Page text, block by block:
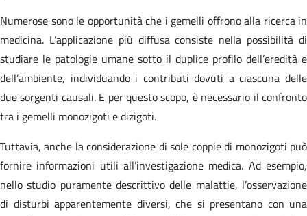
Numerose sono le opportunità che i gemelli offrono alla ricerca in
medicina. L’applicazione più diffusa consiste nella possibilità di
studiare le patologie umane sotto il duplice profilo dell’eredità e
dell’ambiente, individuando i contributi dovuti a ciascuna delle
due sorgenti causali. E per questo scopo, è necessario il confronto
tra i gemelli monozigoti e dizigoti.
Tuttavia, anche la considerazione di sole coppie di monozigoti può
fornire informazioni utili all’investigazione medica. Ad esempio,
nello studio puramente descrittivo delle malattie, l’osservazione
di disturbi apparentemente diversi, che si presentano con una